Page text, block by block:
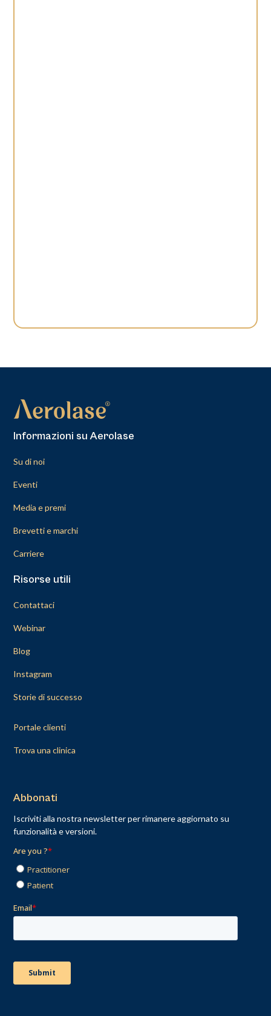
Informazioni su Aerolase
Su di noi
Eventi
Media e premi
Brevetti e marchi
Carriere
Risorse utili
Contattaci
Webinar
Blog
Instagram
Storie di successo
Portale clienti
Trova una clinica
Abbonati
Iscriviti alla nostra newsletter per rimanere aggiornato su
funzionalità e versioni.